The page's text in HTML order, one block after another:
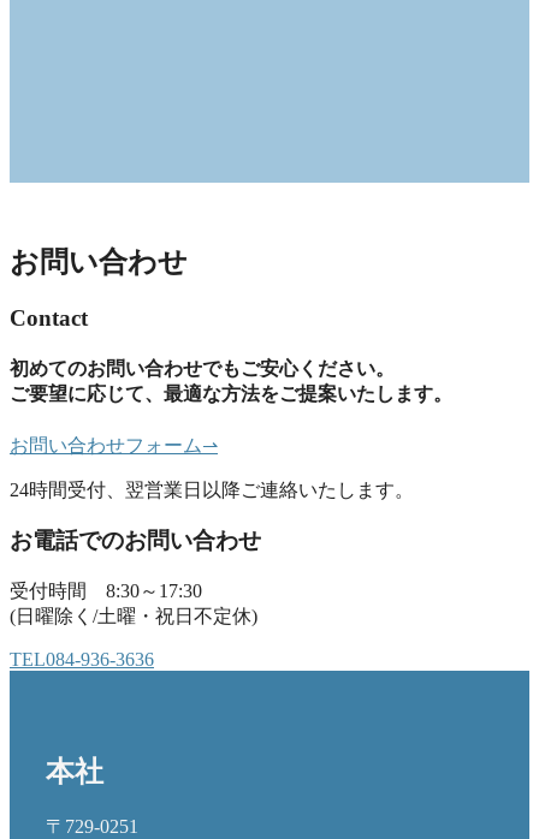
お問い合わせ
Contact
初めてのお問い合わせでもご安心ください。
ご要望に応じて、最適な方法をご提案いたします。
お問い合わせフォーム⇀
24時間受付、翌営業日以降ご連絡いたします。
お電話でのお問い合わせ
受付時間 8:30～17:30
(日曜除く/土曜・祝日不定休)
TEL084-936-3636
本社
〒729-0251